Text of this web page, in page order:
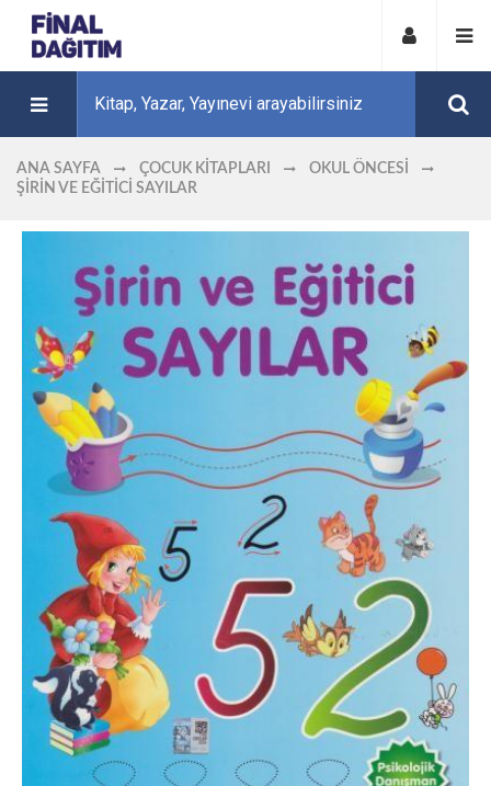
ANA SAYFA ÇOCUK KITAPLARI
OKUL ÖNCESI
ŞIRIN VE EĞITICI SAYILAR